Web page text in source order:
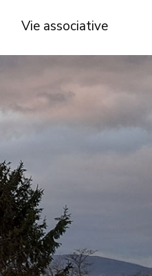
Vie associative